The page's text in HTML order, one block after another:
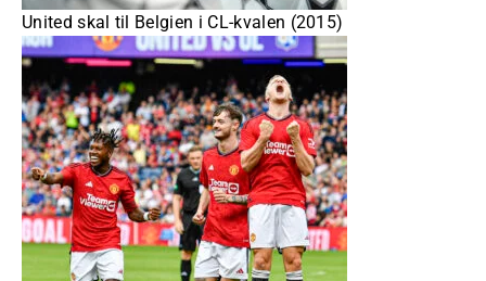
United skal til Belgien i CL-kvalen (2015)